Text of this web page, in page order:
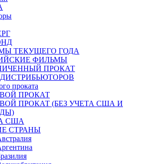
ТЕКУЩЕГО ГОДА
ФИЛЬМЫ
ПРОКАТ
проката
ПРОКАТ
ПРОКАТ (БЕЗ УЧЕТА США И
США
СТРАНЫ